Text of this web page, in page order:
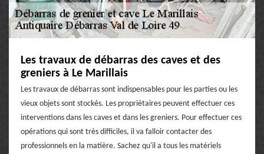
Les travaux de débarras des caves et des
greniers à Le Marillais
Les travaux de débarras sont indispensables pour les parties ou les
vieux objets sont stockés. Les propriétaires peuvent effectuer ces
interventions dans les caves et dans les greniers. Pour effectuer ces
opérations qui sont très difficiles, il va falloir contacter des
professionnels en la matière. Sachez qu'il a tous les matériels